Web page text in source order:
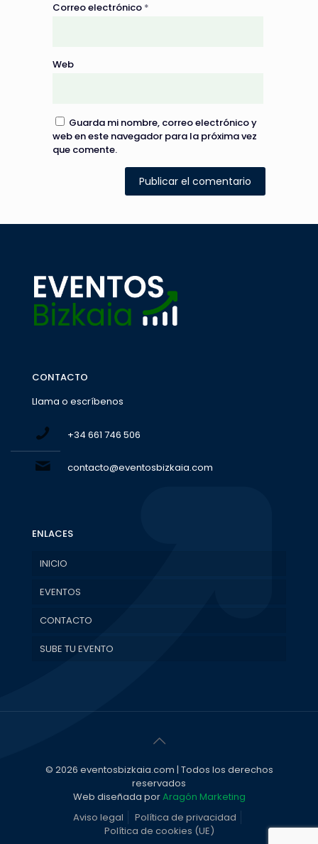
Correo electrónico *
Web
Guarda mi nombre, correo electrónico y
web en este navegador para la próxima vez
que comente.
CONTACTO
Llama o escríbenos
+34 661 746 506
contacto@eventosbizkaia.com
ENLACES
INICIO
EVENTOS
CONTACTO
SUBE TU EVENTO
© 2026 eventosbizkaia.com | Todos los derechos
reservados
Web diseñada porAragón Marketing
Aviso legal
Política de privacidad
Política de cookies (UE)